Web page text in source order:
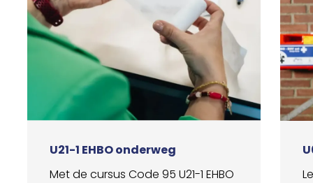
U21-1 EHBO onderweg
Met de cursus Code 95 U21-1 EHBO